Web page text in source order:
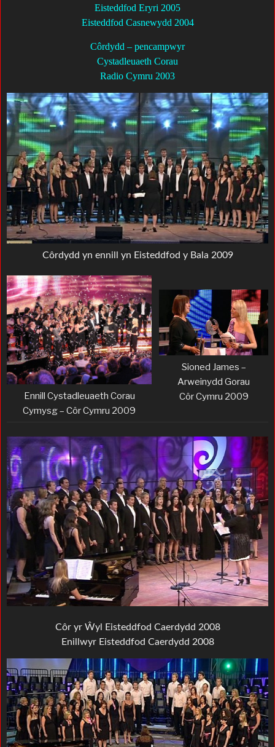
Eisteddfod Eryri 2005
Eisteddfod Casnewydd 2004
Côrdydd – pencampwyr
Cystadleuaeth Corau
Radio Cymru 2003
Côrdydd yn ennill yn Eisteddfod y Bala 2009
Ennill Cystadleuaeth Corau
Cymysg – Côr Cymru 2009
Sioned James –
Arweinydd Gorau
Côr Cymru 2009
Côr yr Ŵyl Eisteddfod Caerdydd 2008
Enillwyr Eisteddfod Caerdydd 2008